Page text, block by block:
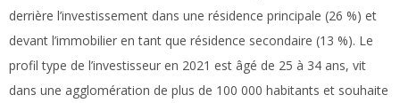
derrière l’investissement dans une résidence principale (26 %) et
devant l’immobilier en tant que résidence secondaire (13 %). Le
profil type de l’investisseur en 2021 est âgé de 25 à 34 ans, vit
dans une agglomération de plus de 100 000 habitants et souhaite